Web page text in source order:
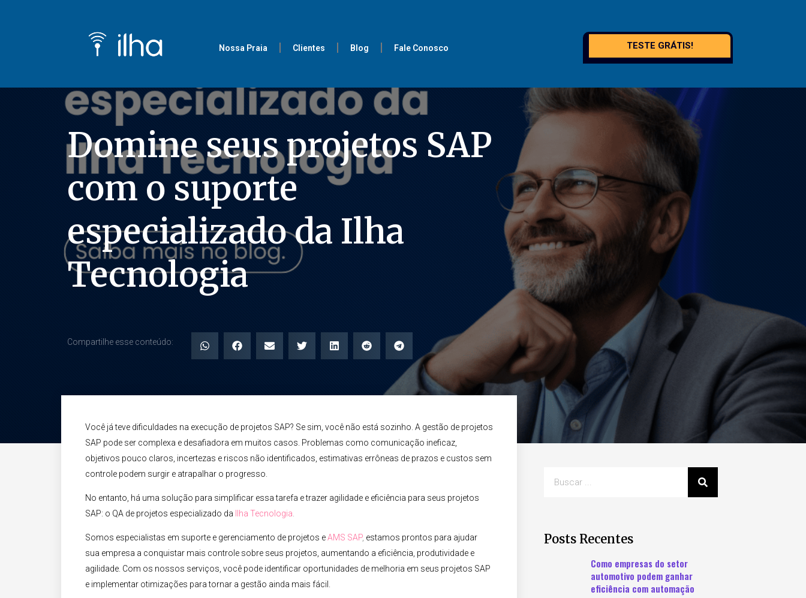
Nossa Praia Clientes Blog Fale Conosco TESTE GRÁTIS!
Domine seus projetos SAP
com o suporte
especializado da Ilha
Tecnologia
Compartilhe esse conteúdo:
Você já teve dificuldades na execução de projetos SAP? Se sim, você não está sozinho. A gestão de projetos
SAP pode ser complexa e desafiadora em muitos casos. Problemas como comunicação ineficaz,
objetivos pouco claros, incertezas e riscos não identificados, estimativas errôneas de prazos e custos sem
controle podem surgir e atrapalhar o progresso.​
No entanto, há uma solução para simplificar essa tarefa e trazer agilidade e eficiência para seus projetos
SAP: o QA de projetos especializado da
Ilha Tecnologia
Somos especialistas em suporte e gerenciamento de projetos eAMS SAP, estamos prontos para ajudar
sua empresa a conquistar mais controle sobre seus projetos, aumentando a eficiência, produtividade e
agilidade. Com os nossos serviços, você pode identificar oportunidades de melhoria em seus projetos SAP
e implementar otimizações para tornar a gestão ainda mais fácil.​
Posts Recentes
Como empresas do setor
automotivo podem ganhar
eficiência com automação